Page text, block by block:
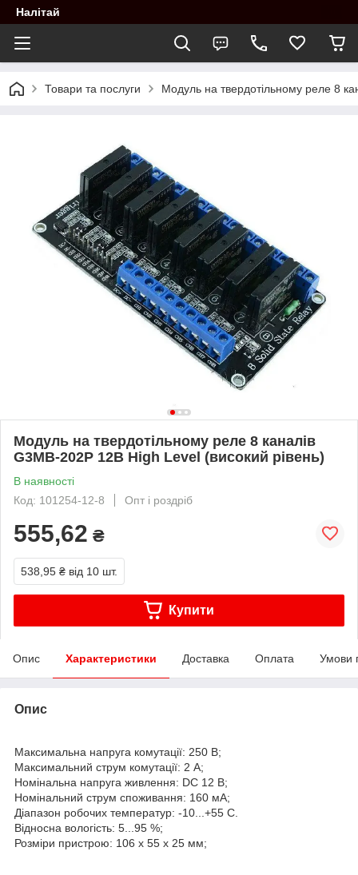
Налітай
Товари та послуги Модуль на твердотільному реле 8
Модуль на твердотільному реле 8 каналів
G3MB-202P 12В High Level (високий рівень)
В наявності
Код: 101254-12-8
Опт і роздріб
555,62 ₴
538,95 ₴ від 10 шт.
Купити
Опис Характеристики Доставка Оплата Умови
Опис
Максимальна напруга комутації: 250 В;
Максимальний струм комутації: 2 А;
Номінальна напруга живлення: DC 12 В;
Номінальний струм споживання: 160 мА;
Діапазон робочих температур: -10...+55 С.
Відносна вологість: 5...95 %;
Розміри пристрою: 106 x 55 x 25 мм;